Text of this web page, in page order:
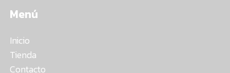
Menú
Inicio
Tienda
Contacto